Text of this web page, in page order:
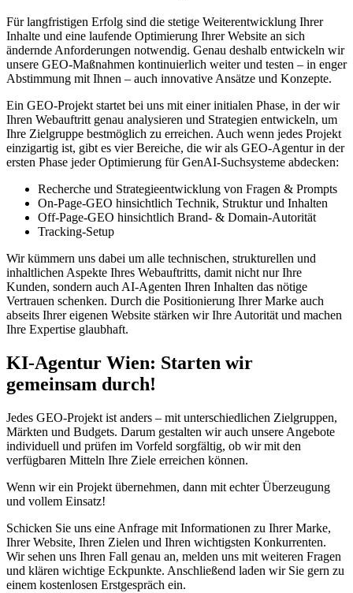
Für langfristigen Erfolg sind die stetige Weiterentwicklung Ihrer
Inhalte und eine laufende Optimierung Ihrer Website an sich
ändernde Anforderungen notwendig. Genau deshalb entwickeln wir
unsere GEO-Maßnahmen kontinuierlich weiter und testen – in enger
Abstimmung mit Ihnen – auch innovative Ansätze und Konzepte.
Ein GEO-Projekt startet bei uns mit einer initialen Phase, in der wir
Ihren Webauftritt genau analysieren und Strategien entwickeln, um
Ihre Zielgruppe bestmöglich zu erreichen. Auch wenn jedes Projekt
einzigartig ist, gibt es vier Bereiche, die wir als GEO-Agentur in der
ersten Phase jeder Optimierung für GenAI-Suchsysteme abdecken:
Recherche und Strategieentwicklung von Fragen & Prompts
On-Page-GEO hinsichtlich Technik, Struktur und Inhalten
Off-Page-GEO hinsichtlich Brand- & Domain-Autorität
Tracking-Setup
Wir kümmern uns dabei um alle technischen, strukturellen und
inhaltlichen Aspekte Ihres Webauftritts, damit nicht nur Ihre
Kunden, sondern auch AI-Agenten Ihren Inhalten das nötige
Vertrauen schenken. Durch die Positionierung Ihrer Marke auch
abseits Ihrer eigenen Website stärken wir Ihre Autorität und machen
Ihre Expertise glaubhaft.
KI-Agentur Wien: Starten wir
gemeinsam durch!
Jedes GEO-Projekt ist anders – mit unterschiedlichen Zielgruppen,
Märkten und Budgets. Darum gestalten wir auch unsere Angebote
individuell und prüfen im Vorfeld sorgfältig, ob wir mit den
verfügbaren Mitteln Ihre Ziele erreichen können.
Wenn wir ein Projekt übernehmen, dann mit echter Überzeugung
und vollem Einsatz!
Schicken Sie uns eine Anfrage mit Informationen zu Ihrer Marke,
Ihrer Website, Ihren Zielen und Ihren wichtigsten Konkurrenten.
Wir sehen uns Ihren Fall genau an, melden uns mit weiteren Fragen
und klären wichtige Eckpunkte. Anschließend laden wir Sie gern zu
einem kostenlosen Erstgespräch ein.